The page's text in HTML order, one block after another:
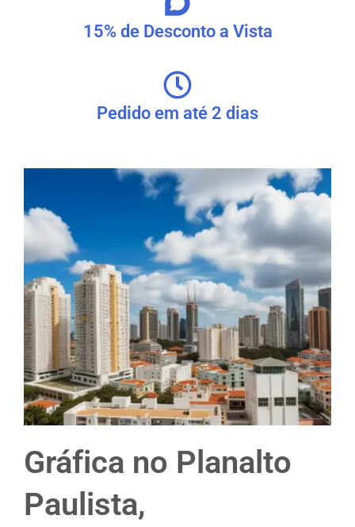
15% de Desconto a Vista
Pedido em até 2 dias
Gráfica no Planalto
Paulista,